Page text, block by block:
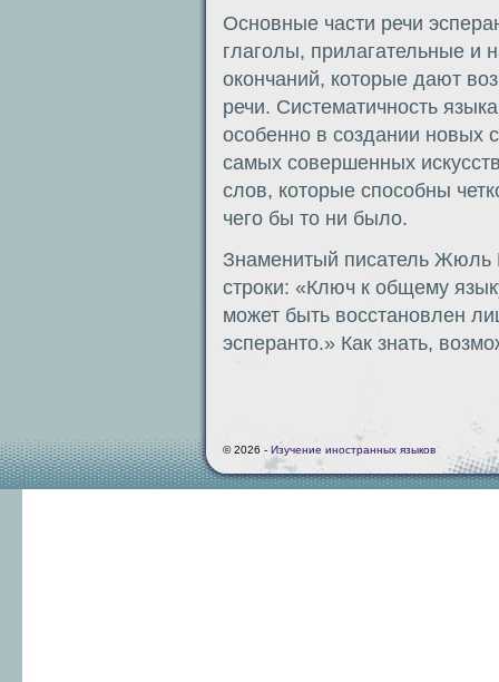
Основные части речи
глаголы, прилагательные и
окончаний, которые дают
речи. Систематичность
особенно в создании новых
самых совершенных
слов, которые способны
чего бы то ни было.
Знаменитый писатель Жюль
строки: «Ключ к общему
может быть восстановлен
эсперанто.» Как знать,
© 2026 - Изучение иностранных языков